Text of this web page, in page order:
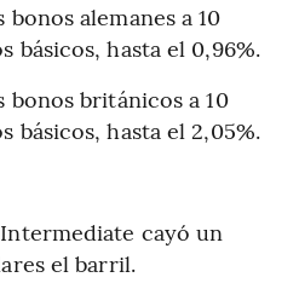
alemanes a 10
básicos, hasta el 0,96%.
británicos a 10
básicos, hasta el 2,05%.
cayó un
el barril.